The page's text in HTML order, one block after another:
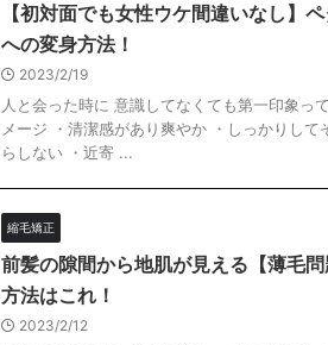
【初対面でも女性ウケ間違いなし】
への変身方法！
2023/2/19
人と会った時に 意識してなくても第一印象っ
メージ ・清潔感があり爽やか ・しっかりし
らしない ・近寄 ...
縮毛矯正
前髪の隙間から地肌が見える【薄毛
方法はこれ！
2023/2/12